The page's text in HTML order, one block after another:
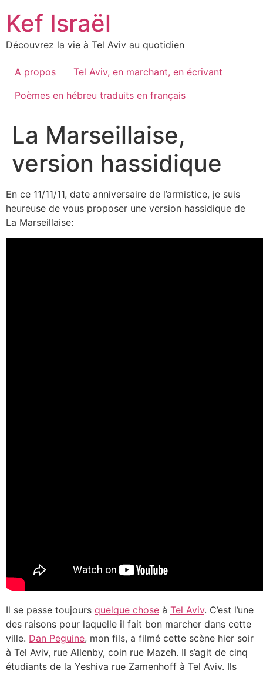
content
Kef Israël
Découvrez la vie à Tel Aviv au quotidien
A propos
Tel Aviv, en marchant, en écrivant
Poèmes en hébreu traduits en français
La Marseillaise,
version hassidique
En ce 11/11/11, date anniversaire de l’armistice, je suis
heureuse de vous proposer une version hassidique de
La Marseillaise:
Il se passe toujours quelque chose à Tel Aviv. C’est l’une
des raisons pour laquelle il fait bon marcher dans cette
ville. Dan Peguine, mon fils, a filmé cette scène hier soir
à Tel Aviv, rue Allenby, coin rue Mazeh. Il s’agit de cinq
étudiants de la Yeshiva rue Zamenhoff à Tel Aviv. Ils